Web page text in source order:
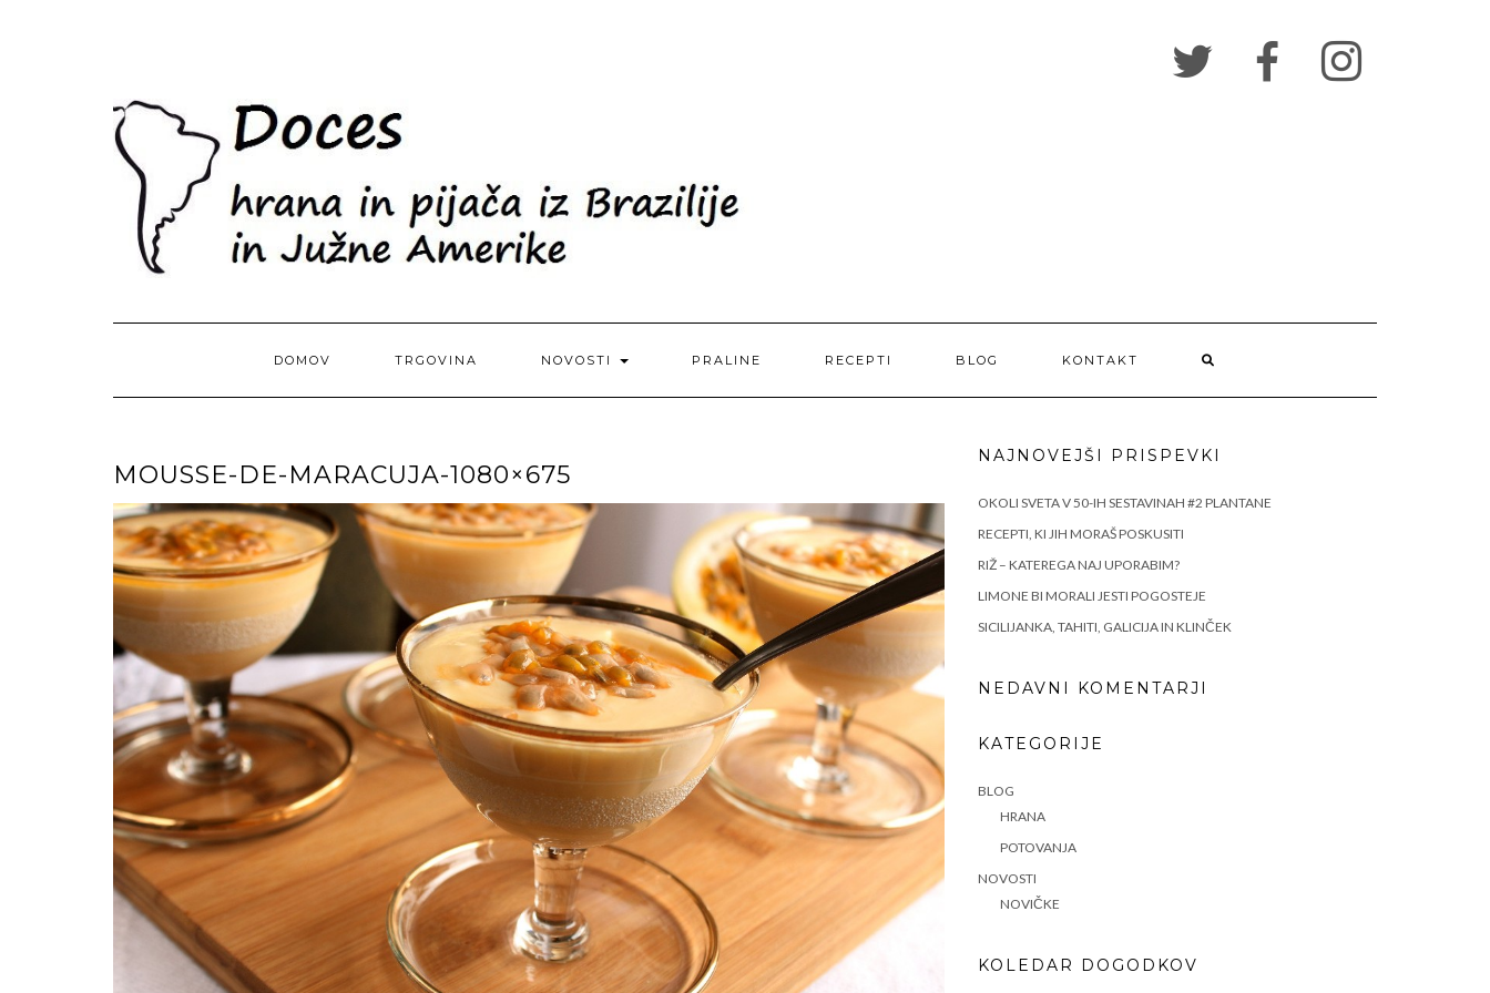
DOMOV TRGOVINA NOVOSTI PRALINE RECEPTI BLOG KONTAKT
MOUSSE-DE-MARACUJA-1080×675
NAJNOVEJŠI PRISPEVKI
OKOLI SVETA V 50-IH SESTAVINAH #2 PLANTANE
RECEPTI, KI JIH MORAŠ POSKUSITI
RIŽ – KATEREGA NAJ UPORABIM?
LIMONE BI MORALI JESTI POGOSTEJE
SICILIJANKA, TAHITI, GALICIJA IN KLINČEK
NEDAVNI KOMENTARJI
KATEGORIJE
BLOG
HRANA
POTOVANJA
NOVOSTI
NOVIČKE
KOLEDAR DOGODKOV